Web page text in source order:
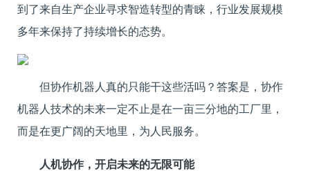
到了来自生产企业寻求智造转型的青睐，行业发展规模
多年来保持了持续增长的态势。
但协作机器人真的只能干这些活吗？答案是，协作
机器人技术的未来一定不止是在一亩三分地的工厂里，
而是在更广阔的天地里，为人民服务。
人机协作，开启未来的无限可能